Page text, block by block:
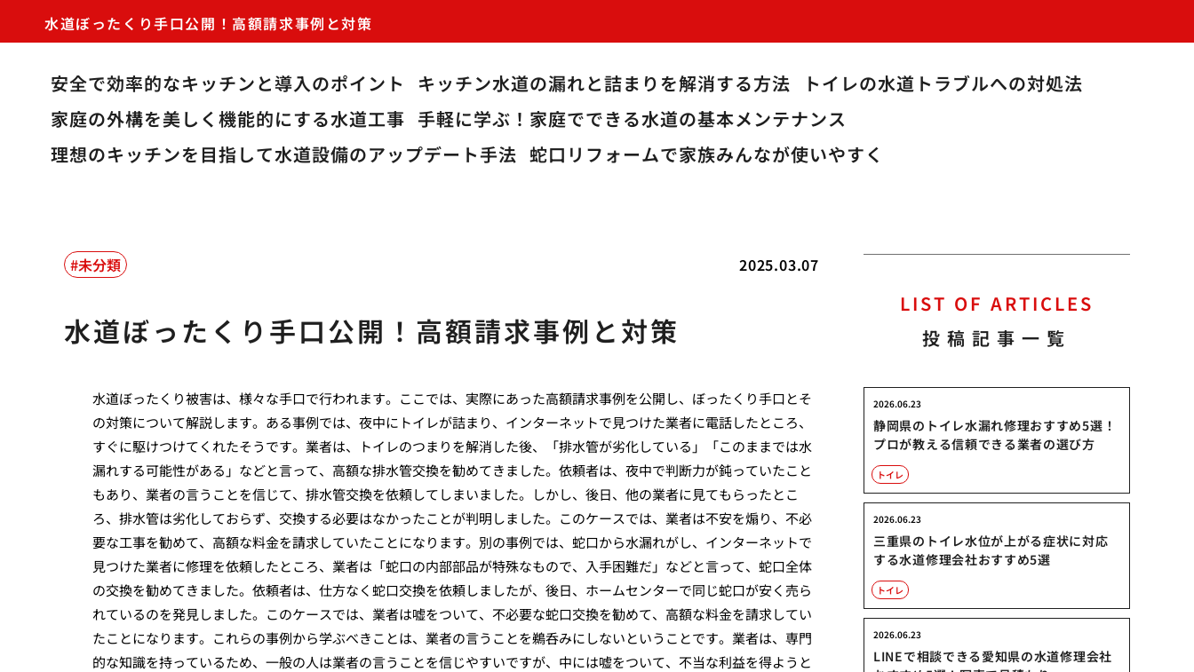
水道ぼったくり手口公開！高額請求事例と対策
安全で効率的なキッチンと導入のポイント キッチン水道の漏れと詰まりを解消する方法
トイレの水道トラブルへの対処法
家庭の外構を美しく機能的にする水道工事 手軽に学ぶ！家庭でできる水道の基本メンテナンス
理想のキッチンを目指して水道設備のアップデート手法 蛇口リフォームで家族みんなが使いやすく
2025.03.07
未分類
水道ぼったくり手口公開！高額請求事例と対策
水道ぼったくり被害は、様々な手口で行われます。ここでは、実際にあった高額請求事例を公開し、ぼったくり手口とそ
の対策について解説します。ある事例では、夜中にトイレが詰まり、インターネットで見つけた業者に電話したところ、
すぐに駆けつけてくれたそうです。業者は、トイレのつまりを解消した後、「排水管が劣化している」「このままでは水
漏れする可能性がある」などと言って、高額な排水管交換を勧めてきました。依頼者は、夜中で判断力が鈍っていたこと
もあり、業者の言うことを信じて、排水管交換を依頼してしまいました。しかし、後日、他の業者に見てもらったとこ
ろ、排水管は劣化しておらず、交換する必要はなかったことが判明しました。このケースでは、業者は不安を煽り、不必
要な工事を勧めて、高額な料金を請求していたことになります。別の事例では、蛇口から水漏れがし、インターネットで
見つけた業者に修理を依頼したところ、業者は「蛇口の内部部品が特殊なもので、入手困難だ」などと言って、蛇口全体
の交換を勧めてきました。依頼者は、仕方なく蛇口交換を依頼しましたが、後日、ホームセンターで同じ蛇口が安く売ら
れているのを発見しました。このケースでは、業者は嘘をついて、不必要な蛇口交換を勧めて、高額な料金を請求してい
たことになります。これらの事例から学ぶべきことは、業者の言うことを鵜呑みにしないということです。業者は、専門
的な知識を持っているため、一般の人は業者の言うことを信じやすいですが、中には嘘をついて、不当な利益を得ようと
LIST OF ARTICLES
投稿記事一覧
静岡県のトイレ水漏れ修理おすすめ5選！
プロが教える信頼できる業者の選び方
2026.06.23
トイレ
三重県のトイレ水位が上がる症状に対応
する水道修理会社おすすめ5選
2026.06.23
トイレ
LINEで相談できる愛知県の水道修理会社
2026.06.23